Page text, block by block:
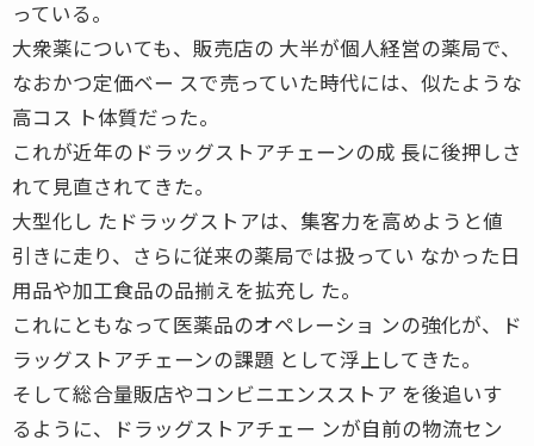
っている。
大衆薬についても、販売店の 大半が個人経営の薬局で、
なおかつ定価ベー スで売っていた時代には、似たような
高コス ト体質だった。
これが近年のドラッグストアチェーンの成 長に後押しさ
れて見直されてきた。
大型化し たドラッグストアは、集客力を高めようと値
引きに走り、さらに従来の薬局では扱ってい なかった日
用品や加工食品の品揃えを拡充し た。
これにともなって医薬品のオペレーショ ンの強化が、ド
ラッグストアチェーンの課題 として浮上してきた。
そして総合量販店やコンビニエンスストア を後追いす
るように、ドラッグストアチェー ンが自前の物流セン